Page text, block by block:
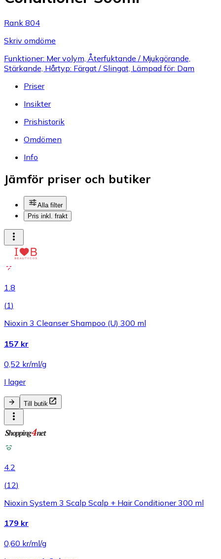
Rank 804
Skriv omdöme
Funktioner: Mer volym, Återfuktande / Mjukgörande,
Stärkande, Hårtyp: Färgat / Slingat, Lämpad för: Dam
Priser
Insikter
Prishistorik
Omdömen
Info
Jämför priser och butiker
Alla filter
Pris inkl. frakt
1.8
(1)
Nioxin 3 Cleanser Shampoo (U) 300 ml
157 kr
0,52 kr/ml/g
I lager
Till butik
4.2
(12)
Nioxin System 3 Scalp Scalp + Hair Conditioner 300 ml
179 kr
0,60 kr/ml/g